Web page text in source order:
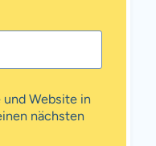
Website in
nächsten